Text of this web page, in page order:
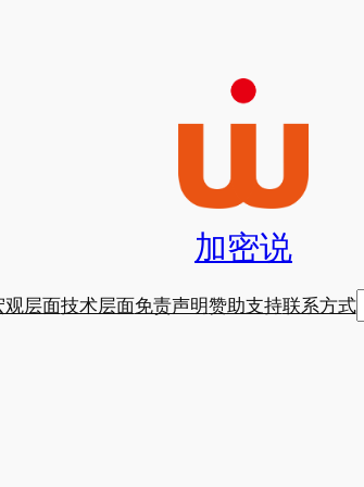
加密说
观层面技术层面免责声明赞助支持联系方式搜